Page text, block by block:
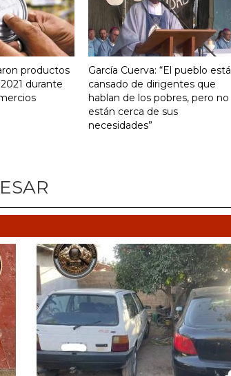
productos
durante
García Cuerva: “El pueblo está
cansado de dirigentes que
hablan de los pobres, pero no
están cerca de sus
necesidades”